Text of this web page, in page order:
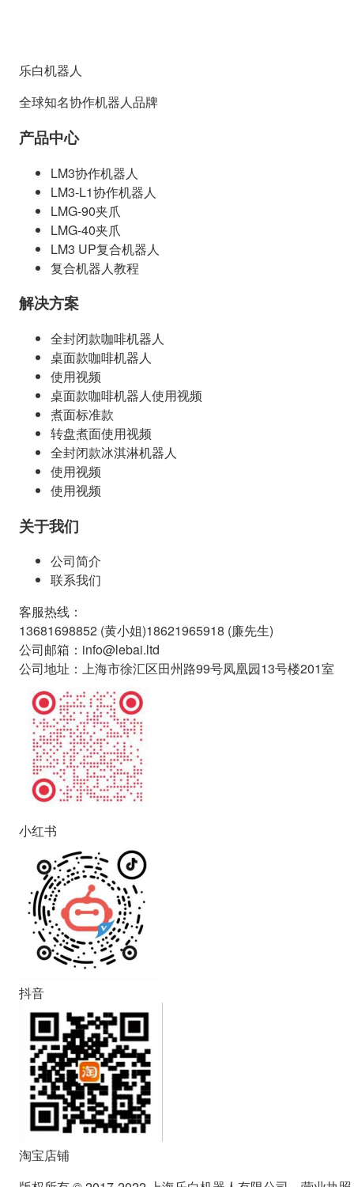
乐白机器人
全球知名协作机器人品牌
产品中心
LM3协作机器人
LM3-L1协作机器人
LMG-90夹爪
LMG-40夹爪
LM3 UP复合机器人
复合机器人教程
解决方案
全封闭款咖啡机器人
桌面款咖啡机器人
使用视频
桌面款咖啡机器人使用视频
煮面标准款
转盘煮面使用视频
全封闭款冰淇淋机器人
使用视频
使用视频
关于我们
公司简介
联系我们
客服热线 ：
13681698852 (黄小姐)18621965918 (廉先生)
公司邮箱 ： info@lebai.ltd
公司地址 ： 上海市徐汇区田州路99号凤凰园13号楼201室
小红书
抖音
淘宝店铺